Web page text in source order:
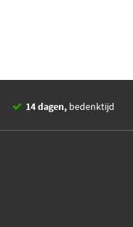
14 dagen, bedenktijd